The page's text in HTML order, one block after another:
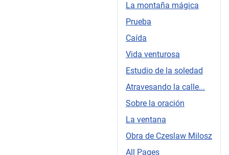
La montaña mágica
Prueba
Caída
Vida venturosa
Estudio de la soledad
Atravesando la calle...
Sobre la oración
La ventana
Obra de Czeslaw Milosz
All Pages